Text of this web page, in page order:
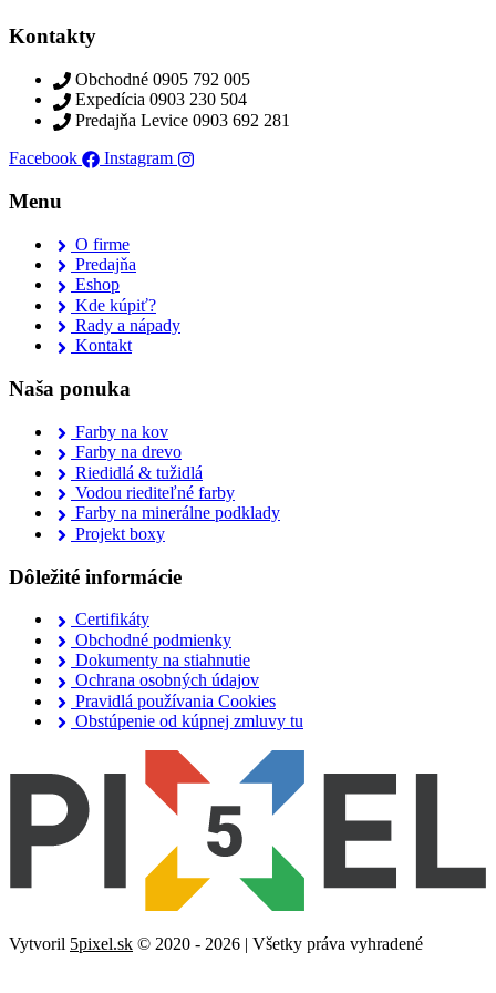
Kontakty
Obchodné 0905 792 005
Expedícia 0903 230 504
Predajňa Levice 0903 692 281
Facebook Instagram
Menu
O firme
Predajňa
Eshop
Kde kúpiť?
Rady a nápady
Kontakt
Naša ponuka
Farby na kov
Farby na drevo
Riedidlá & tužidlá
Vodou riediteľné farby
Farby na minerálne podklady
Projekt boxy
Dôležité informácie
Certifikáty
Obchodné podmienky
Dokumenty na stiahnutie
Ochrana osobných údajov
Pravidlá používania Cookies
Obstúpenie od kúpnej zmluvy tu
Vytvoril 5pixel.sk © 2020 - 2026 | Všetky práva vyhradené